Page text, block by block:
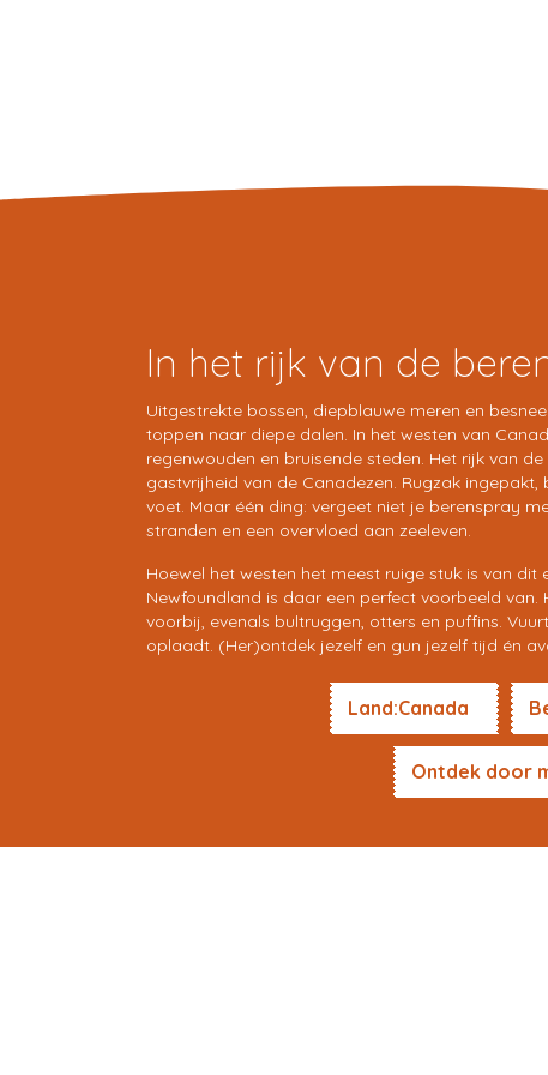
In het rijk van de
Uitgestrekte bossen, diepblauwe meren en
toppen naar diepe dalen. In het westen van
regenwouden en bruisende steden. Het rijk van
gastvrijheid van de Canadezen. Rugzak
voet. Maar één ding: vergeet niet je berenspray
stranden en een overvloed aan zeeleven.
Hoewel het westen het meest ruige stuk is van
Newfoundland is daar een perfect voorbeeld van.
voorbij, evenals bultruggen, otters en puffins.
oplaadt. (Her)ontdek jezelf en gun jezelf tijd én
Land:Canada
Ontdek door